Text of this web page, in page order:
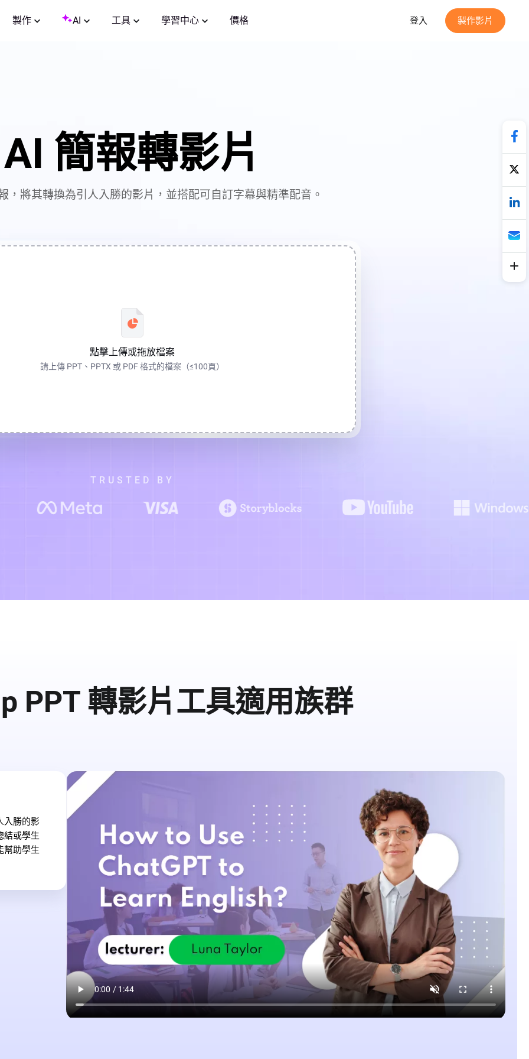
製作 AI 工具 學習中心 價格 登入 製作影片
AI 簡報轉影片
，將其轉換為引人入勝的影片，並搭配可自訂字幕與精準配音。
點擊上傳或拖放檔案
請上傳 PPT、PPTX 或 PDF 格式的檔案（≤100頁）
TRUSTED BY
PPT 轉影片工具適用族群
入勝的影
結或學生
幫助學生